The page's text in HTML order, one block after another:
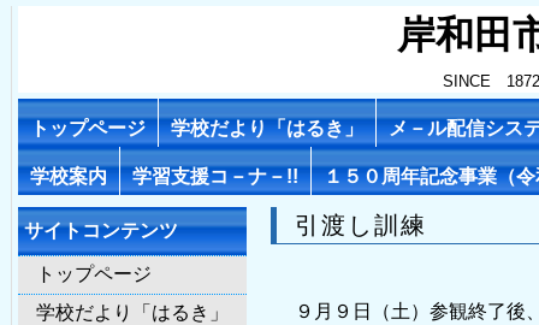
岸和田
SINCE
トップページ 学校だより「はるき」 メ－ル配信シス
学校案内 学習支援コ－ナ－!! １５０周年記念事業（
サイトコンテンツ
トップページ
学校だより「はるき」
引渡し訓練
９月９日（土）参観終了後